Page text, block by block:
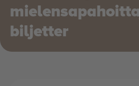
biljetter